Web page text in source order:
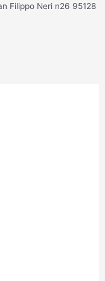
Filippo Neri n26 95128